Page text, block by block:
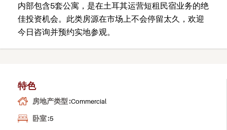
内部包含5套公寓，是在土耳其运营短租民宿业务的绝
佳投资机会。此类房源在市场上不会停留太久，欢迎
今日咨询并预约实地参观。
特色
房地产类型 :Commercial
卧室 :5